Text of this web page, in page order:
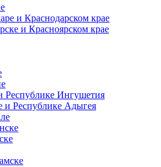
и Краснодарском крае
и Красноярском крае
Республике Ингушетия
и Республике Адыгея